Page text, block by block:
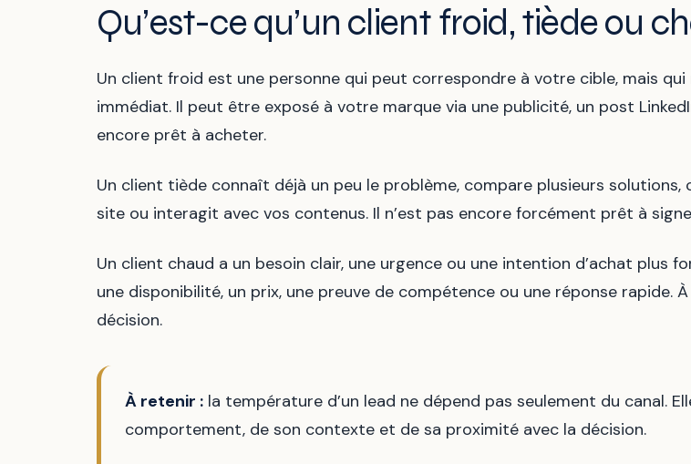
Qu’est-ce qu’un client froid, tiède ou
Un client froid est une personne qui peut correspondre à votre cible, mais
immédiat. Il peut être exposé à votre marque via une publicité, un post
encore prêt à acheter.
Un client tiède connaît déjà un peu le problème, compare plusieurs
site ou interagit avec vos contenus. Il n’est pas encore forcément prêt à
Un client chaud a un besoin clair, une urgence ou une intention d’achat plus
une disponibilité, un prix, une preuve de compétence ou une réponse rapide.
décision.
À retenir : la température d’un lead ne dépend pas seulement du canal.
comportement, de son contexte et de sa proximité avec la décision.